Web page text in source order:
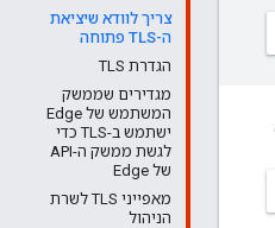
צריך לוודא שיציאת
ה-TLS פתוחה
הגדרת TLS
מגדירים שממשק
המשתמש של Edge
ישתמש ב-TLS כדי
לגשת ממשק ה-API
של Edge
מאפייני TLS לשרת
הניהול